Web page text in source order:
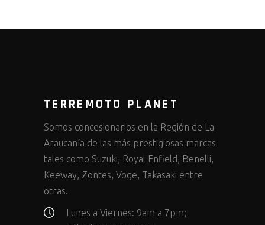
TERREMOTO PLANET
Somos concesionarios en la Región de La
Araucanía de las más prestigiosas marcas
tales como Suzuki, Royal Enfield, Benelli,
Keeway, Zontes, Voge, Takasaki entre
otras.
Lunes a Viernes: 9am a 7pm;